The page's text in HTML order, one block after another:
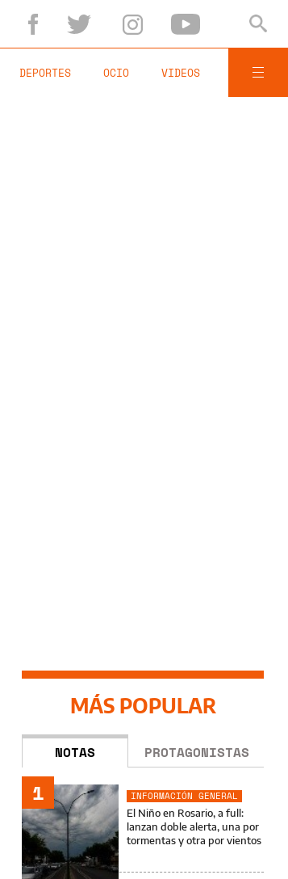
DEPORTES OCIO VIDEOS
MÁS POPULAR
NOTAS PROTAGONISTAS
1
INFORMACIÓN GENERAL
El Niño en Rosario, a full:
lanzan doble alerta, una por
tormentas y otra por vientos